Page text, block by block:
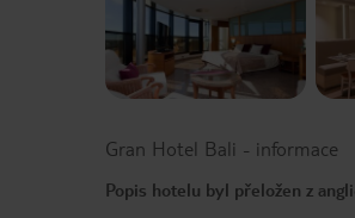
Gran Hotel Bali - informace
Popis hotelu byl přeložen z